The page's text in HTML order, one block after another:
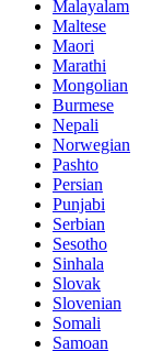
Malayalam
Maltese
Maori
Marathi
Mongolian
Burmese
Nepali
Norwegian
Pashto
Persian
Punjabi
Serbian
Sesotho
Sinhala
Slovak
Slovenian
Somali
Samoan